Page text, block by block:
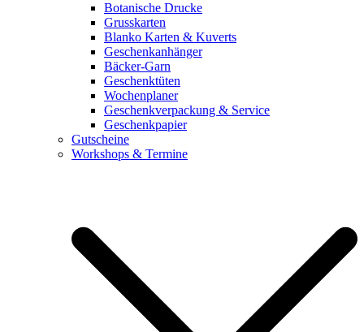
Botanische Drucke
Grusskarten
Blanko Karten & Kuverts
Geschenkanhänger
Bäcker-Garn
Geschenktüten
Wochenplaner
Geschenkverpackung & Service
Geschenkpapier
Gutscheine
Workshops & Termine